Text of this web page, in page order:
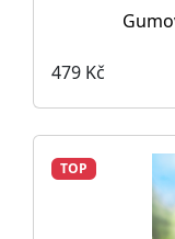
479 Kč
TOP